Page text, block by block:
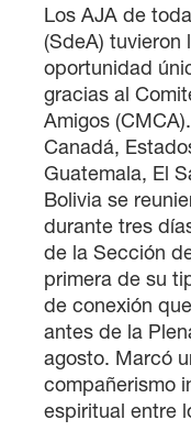
Los AJA de
(SdeA) tuvieron
oportunidad
gracias al
Amigos
Canadá,
Guatemala, El
Bolivia se
durante tres
de la Sección
primera de su
de conexión
antes de la
agosto. Marcó
compañerismo
espiritual entre